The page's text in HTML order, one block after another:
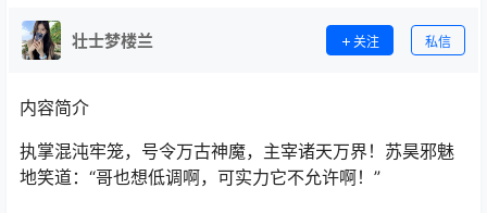
壮士梦楼兰 关注 私信
内容简介
执掌混沌牢笼，号令万古神魔，主宰诸天万界！苏昊邪魅
地笑道：“哥也想低调啊，可实力它不允许啊！”